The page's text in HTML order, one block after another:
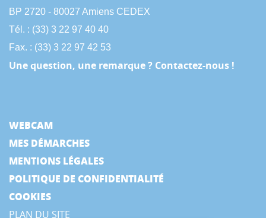
BP 2720 - 80027 Amiens CEDEX
Tél. : (33) 3 22 97 40 40
Fax. : (33) 3 22 97 42 53
Une question, une remarque ? Contactez-nous !
WEBCAM
MES DÉMARCHES
MENTIONS LÉGALES
POLITIQUE DE CONFIDENTIALITÉ
COOKIES
PLAN DU SITE